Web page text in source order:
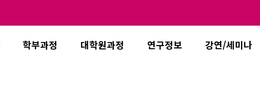
학부과정 대학원과정 연구정보 강연/세미나